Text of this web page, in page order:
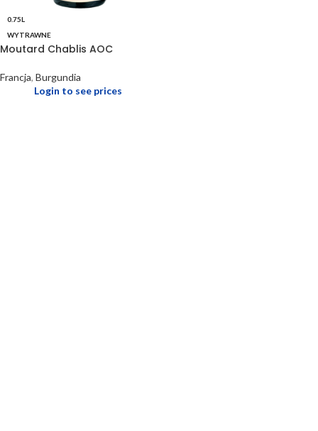
0.75L
WYTRAWNE
Moutard Chablis AOC
Francja, Burgundia
Login to see prices